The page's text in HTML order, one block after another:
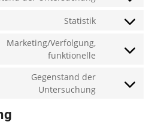
Statistik
Marketing/Verfolgung,
funktionelle
Gegenstand der
Untersuchung